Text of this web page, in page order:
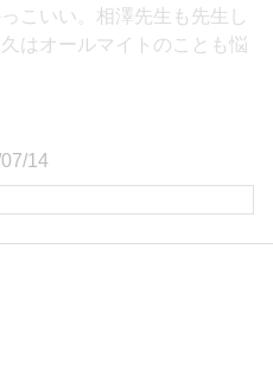
こいい。相澤先生も先生し
はオールマイトのことも悩
14